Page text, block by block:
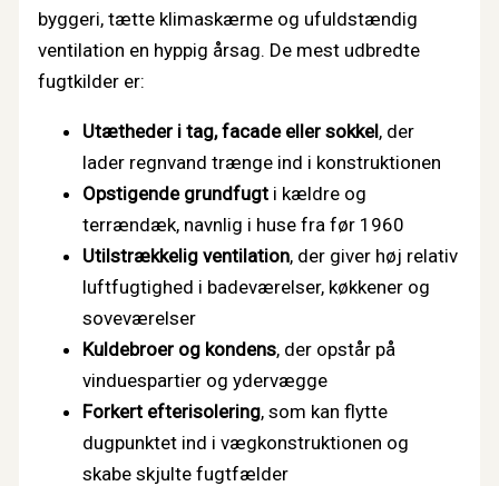
byggeri, tætte klimaskærme og ufuldstændig
ventilation en hyppig årsag. De mest udbredte
fugtkilder er:
Utætheder i tag, facade eller sokkel, der
lader regnvand trænge ind i konstruktionen
Opstigende grundfugt i kældre og
terrændæk, navnlig i huse fra før 1960
Utilstrækkelig ventilation, der giver høj relativ
luftfugtighed i badeværelser, køkkener og
soveværelser
Kuldebroer og kondens, der opstår på
vinduespartier og ydervægge
Forkert efterisolering, som kan flytte
dugpunktet ind i vægkonstruktionen og
skabe skjulte fugtfælder